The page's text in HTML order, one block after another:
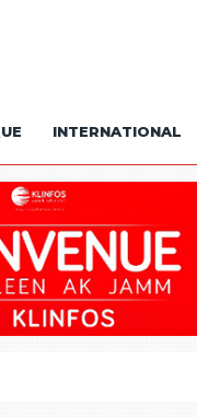
INTERNATIONAL